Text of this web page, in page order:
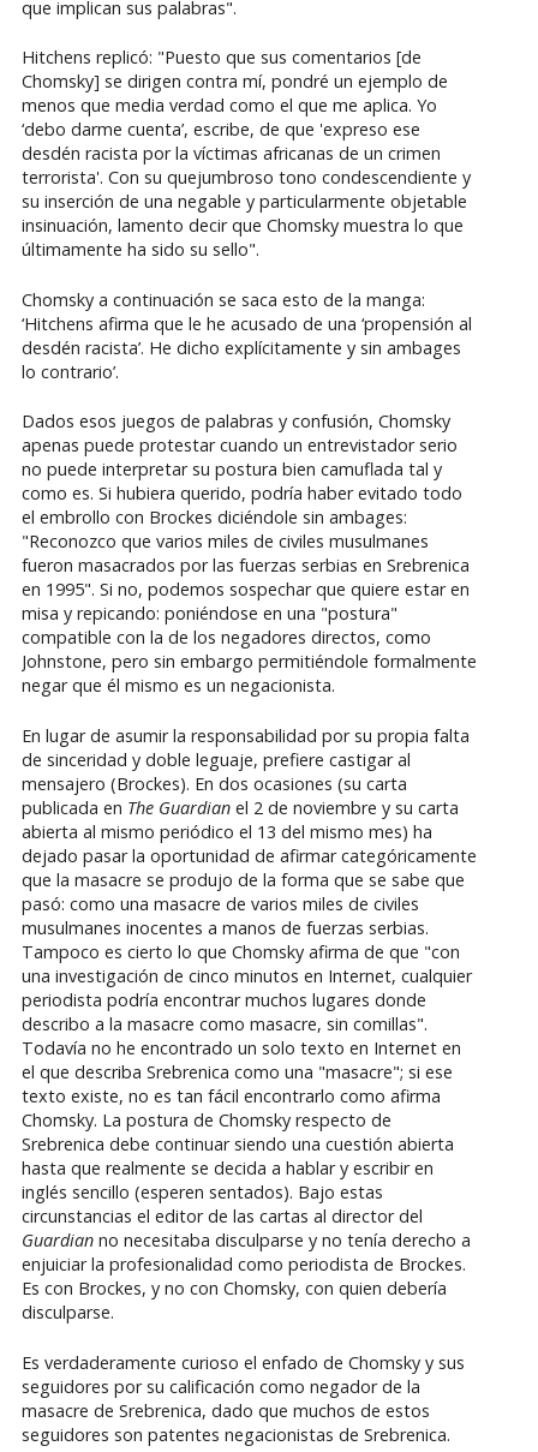
que implican sus palabras".
Hitchens replicó: "Puesto que sus comentarios [de
Chomsky] se dirigen contra mí, pondré un ejemplo de
menos que media verdad como el que me aplica. Yo
‘debo darme cuenta’, escribe, de que 'expreso ese
desdén racista por la víctimas africanas de un crimen
terrorista'. Con su quejumbroso tono condescendiente y
su inserción de una negable y particularmente objetable
insinuación, lamento decir que Chomsky muestra lo que
últimamente ha sido su sello".
Chomsky a continuación se saca esto de la manga:
‘Hitchens afirma que le he acusado de una ‘propensión al
desdén racista’. He dicho explícitamente y sin ambages
lo contrario’.
Dados esos juegos de palabras y confusión, Chomsky
apenas puede protestar cuando un entrevistador serio
no puede interpretar su postura bien camuflada tal y
como es. Si hubiera querido, podría haber evitado todo
el embrollo con Brockes diciéndole sin ambages:
"Reconozco que varios miles de civiles musulmanes
fueron masacrados por las fuerzas serbias en Srebrenica
en 1995". Si no, podemos sospechar que quiere estar en
misa y repicando: poniéndose en una "postura"
compatible con la de los negadores directos, como
Johnstone, pero sin embargo permitiéndole formalmente
negar que él mismo es un negacionista.
En lugar de asumir la responsabilidad por su propia falta
de sinceridad y doble leguaje, prefiere castigar al
mensajero (Brockes). En dos ocasiones (su carta
publicada en The Guardianel 2 de noviembre y su carta
abierta al mismo periódico el 13 del mismo mes) ha
dejado pasar la oportunidad de afirmar categóricamente
que la masacre se produjo de la forma que se sabe que
pasó: como una masacre de varios miles de civiles
musulmanes inocentes a manos de fuerzas serbias.
Tampoco es cierto lo que Chomsky afirma de que "con
una investigación de cinco minutos en Internet, cualquier
periodista podría encontrar muchos lugares donde
describo a la masacre como masacre, sin comillas".
Todavía no he encontrado un solo texto en Internet en
el que describa Srebrenica como una "masacre"; si ese
texto existe, no es tan fácil encontrarlo como afirma
Chomsky. La postura de Chomsky respecto de
Srebrenica debe continuar siendo una cuestión abierta
hasta que realmente se decida a hablar y escribir en
inglés sencillo (esperen sentados). Bajo estas
circunstancias el editor de las cartas al director del
Guardianno necesitaba disculparse y no tenía derecho a
enjuiciar la profesionalidad como periodista de Brockes.
Es con Brockes, y no con Chomsky, con quien debería
disculparse.
Es verdaderamente curioso el enfado de Chomsky y sus
seguidores por su calificación como negador de la
masacre de Srebrenica, dado que muchos de estos
seguidores son patentes negacionistas de Srebrenica.